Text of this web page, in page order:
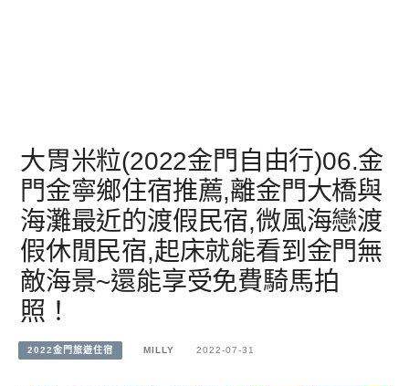
大胃米粒(2022金門自由行)06.金
門金寧鄉住宿推薦,離金門大橋與
海灘最近的渡假民宿,微風海戀渡
假休閒民宿,起床就能看到金門無
敵海景~還能享受免費騎馬拍
照！
2022金門旅遊住宿 MILLY 2022-07-31